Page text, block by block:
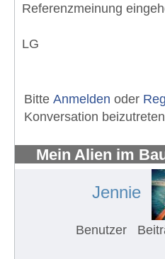
Referenzmeinung
LG
Bitte Anmelden oder
Konversation
Mein Alien im
Jennie
Benutzer